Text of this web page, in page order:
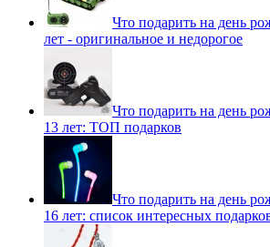
Что подарить на день
лет - оригинальное и недорогое
Что подарить на день
13 лет: ТОП подарков
Что подарить на день
16 лет: список интересных